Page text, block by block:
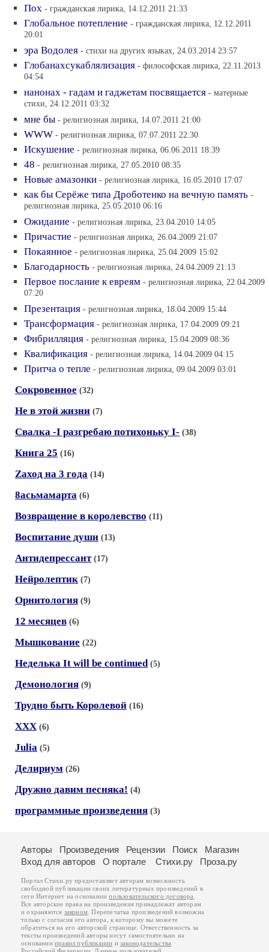
Пох - гражданская лирика, 14.12.2011 21:33
Глобальное потепление - гражданская лирика, 12.12.2011
20:01
эра Водолея - стихи на других языках, 24.03.2014 23:57
Глобанахсукаблялизация - философская лирика, 22.11.2013
04:54
нанонах - гадам и гаджетам посвящается - матерные
стихи, 24.12.2011 03:32
мне бы - религиозная лирика, 14.07.2011 21:00
WWW - религиозная лирика, 07.07.2011 22:30
Искушение - религиозная лирика, 06.06.2011 18:39
48 - религиозная лирика, 27.05.2010 08:35
Новые амазонки - религиозная лирика, 16.05.2010 17:07
как бы Серёже типа Дроботенко на вечную память -
религиозная лирика, 25.05.2010 06:16
Ожидание - религиозная лирика, 23.04.2010 14:05
Причастие - религиозная лирика, 26.04.2009 21:07
Покаянное - религиозная лирика, 25.04.2009 15:02
Благодарность - религиозная лирика, 24.04.2009 21:13
Первое послание к евреям - религиозная лирика, 22.04.2009
07:20
Презентация - религиозная лирика, 18.04.2009 15:44
Трансформация - религиозная лирика, 17.04.2009 09:21
Фибрилляция - религиозная лирика, 15.04.2009 08:36
Квалификация - религиозная лирика, 14.04.2009 04:15
Притча о тепле - религиозная лирика, 09.04.2009 03:01
Сокровенное (32)
Не в этой жизни (7)
Свалка -I разгребаю потихоньку I- (38)
Книга 25 (16)
Zaход на 3 года (14)
8асьмамарта (6)
Возвращение в королевство (11)
Воспитание души (13)
Антидепрессант (17)
Нейролептик (7)
Орнитология (9)
12 месяцев (6)
Мышкование (22)
Неделька It will be continued (5)
Демонология (9)
Трудно быть Королевой (16)
ХХХ (6)
Juliа (5)
Делириум (26)
Дружно давим песняка! (4)
программные произведения (3)
Авторы Произведения Рецензии Поиск
Магазин
Вход для авторов
О портале Стихи.ру Проза.ру
Портал Стихи.ру предоставляет авторам возможность
свободной публикации своих литературных произведений в
сети Интернет на основаниипользовательского договора
Все авторские права на произведения принадлежат авторам
и охраняются законом . Перепечатка произведений возможна
только с согласия его автора, к которому вы можете
обратиться на его авторской странице. Ответственность за
тексты произведений авторы несут самостоятельно на
основанииправил публикации изаконодательства